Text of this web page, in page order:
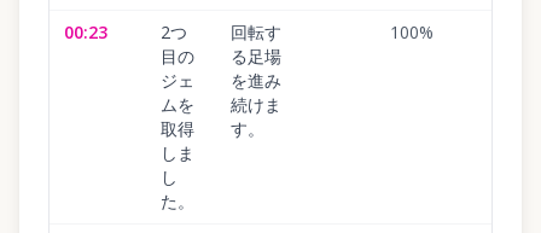
00:23
2つ
目の
ジェ
ムを
取得
しま
し
た。
回転す
る足場
を進み
続けま
す。
100%